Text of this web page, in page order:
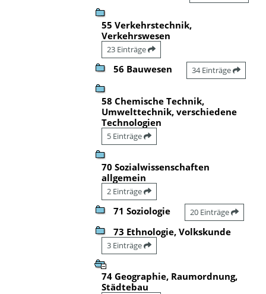
55 Verkehrstechnik,
Verkehrswesen
23 Einträge
56 Bauwesen 34 Einträge
58 Chemische Technik,
Umwelttechnik, verschiedene
Technologien
5 Einträge
70 Sozialwissenschaften
allgemein
2 Einträge
71 Soziologie 20 Einträge
73 Ethnologie, Volkskunde
3 Einträge
74 Geographie, Raumordnung,
Städtebau